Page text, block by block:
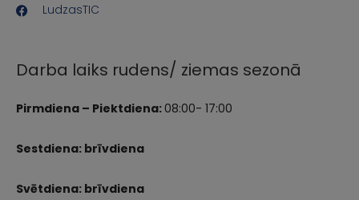
LudzasTIC
Darba laiks rudens/ ziemas sezonā
Pirmdiena – Piektdiena:08:00- 17:00
Sestdiena: brīvdiena
Svētdiena: brīvdiena